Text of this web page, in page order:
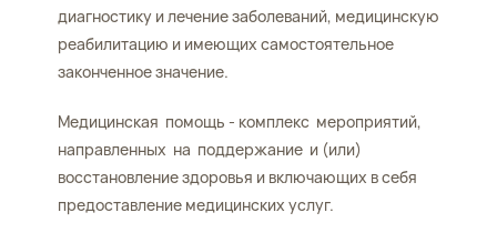
диагностику и лечение заболеваний, медицинскую
реабилитацию и имеющих самостоятельное
законченное значение.
Медицинская помощь - комплекс мероприятий,
направленных на поддержание и (или)
восстановление здоровья и включающих в себя
предоставление медицинских услуг.